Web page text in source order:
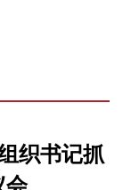
织书记抓
会